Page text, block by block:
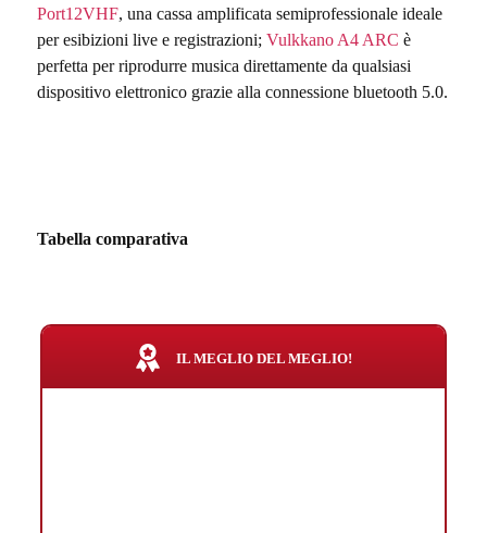
Port12VHF, una cassa amplificata semiprofessionale ideale
per esibizioni live e registrazioni; Vulkkano A4 ARC è
perfetta per riprodurre musica direttamente da qualsiasi
dispositivo elettronico grazie alla connessione bluetooth 5.0.
Tabella comparativa
IL MEGLIO DEL MEGLIO!